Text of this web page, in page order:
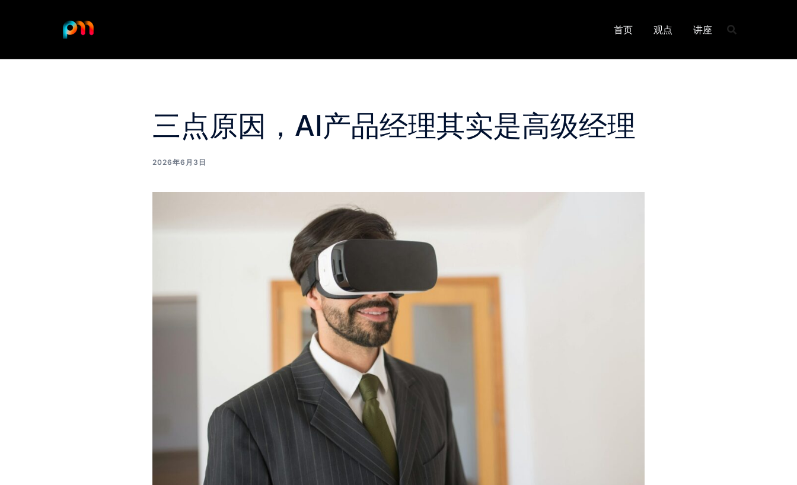
首页 观点 讲座
三点原因，AI产品经理其实是高级经理
2026年6月3日